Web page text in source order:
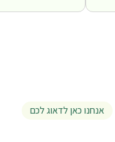
אנחנו כאן לדאוג לכם